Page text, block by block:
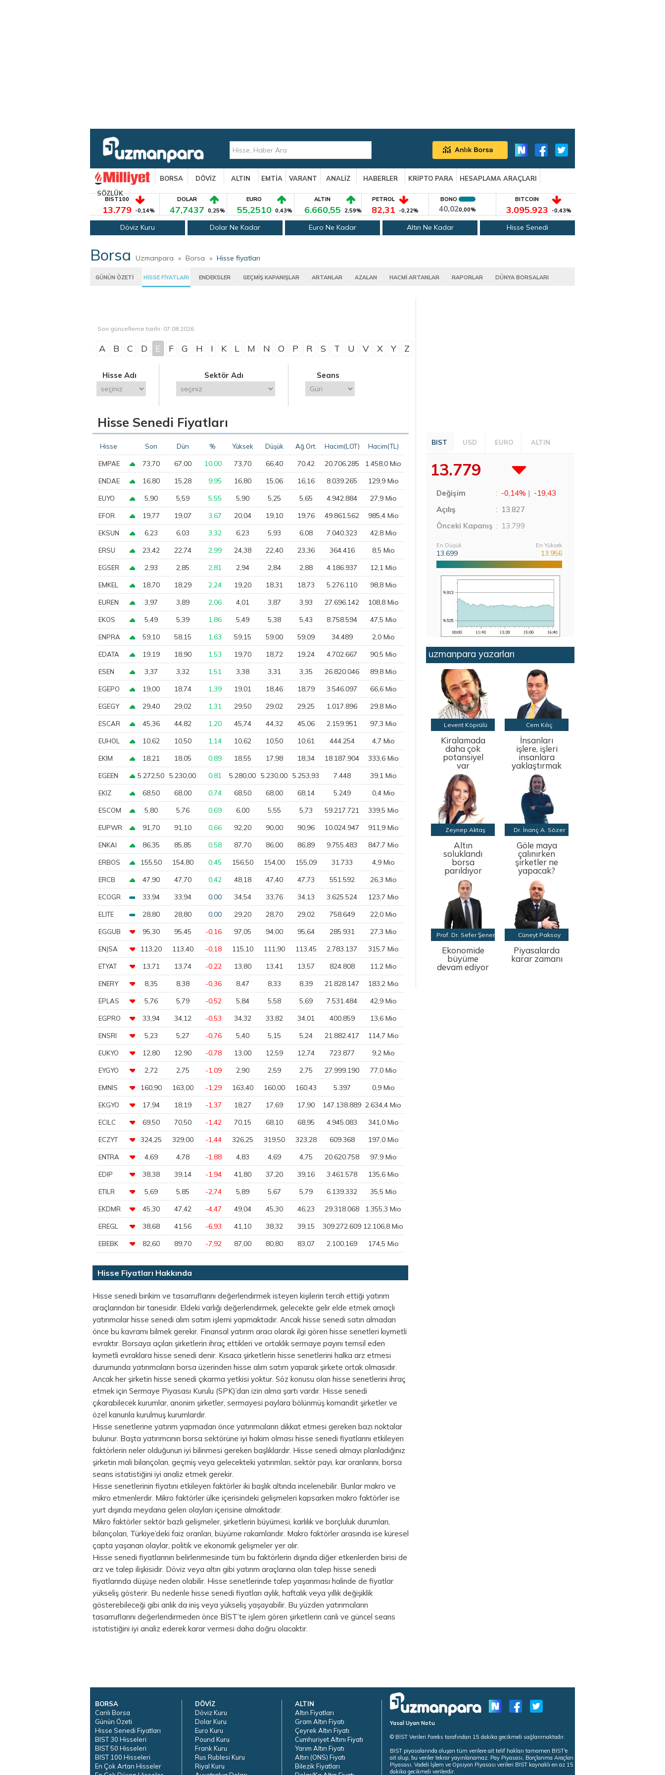
BORSA DÖVİZ ALTIN EMTİA VARANT ANALİZ HABERLER KRİPTO PARA
HESAPLAMA ARAÇLARI
SÖZLÜK
BIST100
13.779 -0,14%
DOLAR
47,7437 0,25%
EURO
55,2510 0,43%
ALTIN
6.660,55 2,59%
PETROL
82,31 -0,22%
BONO
40,020,00%
BITCOIN
3.095.923 -0,43%
Döviz Kuru Dolar Ne Kadar Euro Ne Kadar Altın Ne Kadar Hisse Senedi
Borsa Uzmanpara » Borsa » Hisse fiyatları
GÜNÜN ÖZETİ HİSSE FİYATLARI ENDEKSLER GEÇMİŞ KAPANIŞLAR ARTANLAR AZALAN HACMİ ARTANLAR RAPORLAR DÜNYA BORSALARI
Son güncelleme tarihi: 07.08.2026
A B C D E F G H I K L M N O P R S T U V X Y Z
Hisse Adı Sektör Adı Seans
Hisse Senedi Fiyatları
Hisse Son Dün % Yüksek Düşük Ağ.Ort. Hacim(LOT) Hacim(TL)
EMPAE 73,70 67,00 10,00 73,70 66,40 70,42 20.706.285 1.458,0 Mio
ENDAE 16,80 15,28 9,95 16,80 15,06 16,16 8.039.265 129,9 Mio
EUYO 5,90 5,59 5,55 5,90 5,25 5,65 4.942.884 27,9 Mio
EFOR 19,77 19,07 3,67 20,04 19,10 19,76 49.861.562 985,4 Mio
EKSUN 6,23 6,03 3,32 6,23 5,93 6,08 7.040.323 42,8 Mio
ERSU 23,42 22,74 2,99 24,38 22,40 23,36 364.416 8,5 Mio
EGSER 2,93 2,85 2,81 2,94 2,84 2,88 4.186.937 12,1 Mio
EMKEL 18,70 18,29 2,24 19,20 18,31 18,73 5.276.110 98,8 Mio
EUREN 3,97 3,89 2,06 4,01 3,87 3,93 27.696.142 108,8 Mio
EKOS 5,49 5,39 1,86 5,49 5,38 5,43 8.758.594 47,5 Mio
ENPRA 59,10 58,15 1,63 59,15 59,00 59,09 34.489 2,0 Mio
EDATA 19,19 18,90 1,53 19,70 18,72 19,24 4.702.667 90,5 Mio
ESEN 3,37 3,32 1,51 3,38 3,31 3,35 26.820.046 89,8 Mio
EGEPO 19,00 18,74 1,39 19,01 18,46 18,79 3.546.097 66,6 Mio
EGEGY 29,40 29,02 1,31 29,50 29,02 29,25 1.017.896 29,8 Mio
ESCAR 45,36 44,82 1,20 45,74 44,32 45,06 2.159.951 97,3 Mio
EUHOL 10,62 10,50 1,14 10,62 10,50 10,61 444.254 4,7 Mio
EKIM 18,21 18,05 0,89 18,55 17,98 18,34 18.187.904 333,6 Mio
EGEEN 5.272,50 5.230,00 0,81 5.280,00 5.230,00 5.253,93 7.448 39,1 Mio
EKIZ 68,50 68,00 0,74 68,50 68,00 68,14 5.249 0,4 Mio
ESCOM 5,80 5,76 0,69 6,00 5,55 5,73 59.217.721 339,5 Mio
EUPWR 91,70 91,10 0,66 92,20 90,00 90,96 10.024.947 911,9 Mio
ENKAI 86,35 85,85 0,58 87,70 86,00 86,89 9.755.483 847,7 Mio
ERBOS 155,50 154,80 0,45 156,50 154,00 155,09 31.733 4,9 Mio
ERCB 47,90 47,70 0,42 48,18 47,40 47,73 551.592 26,3 Mio
ECOGR 33,94 33,94 0,00 34,54 33,76 34,13 3.625.524 123,7 Mio
ELITE 28,80 28,80 0,00 29,20 28,70 29,02 758.649 22,0 Mio
EGGUB 95,30 95,45 -0,16 97,05 94,00 95,64 285.931 27,3 Mio
ENJSA 113,20 113,40 -0,18 115,10 111,90 113,45 2.783.137 315,7 Mio
ETYAT 13,71 13,74 -0,22 13,80 13,41 13,57 824.808 11,2 Mio
ENERY 8,35 8,38 -0,36 8,47 8,33 8,39 21.828.147 183,2 Mio
EPLAS 5,76 5,79 -0,52 5,84 5,58 5,69 7.531.484 42,9 Mio
EGPRO 33,94 34,12 -0,53 34,32 33,82 34,01 400.859 13,6 Mio
ENSRI 5,23 5,27 -0,76 5,40 5,15 5,24 21.882.417 114,7 Mio
EUKYO 12,80 12,90 -0,78 13,00 12,59 12,74 723.877 9,2 Mio
EYGYO 2,72 2,75 -1,09 2,90 2,59 2,75 27.999.190 77,0 Mio
EMNIS 160,90 163,00 -1,29 163,40 160,00 160,43 5.397 0,9 Mio
EKGYO 17,94 18,19 -1,37 18,27 17,69 17,90 147.138.889 2.634,4 Mio
ECILC 69,50 70,50 -1,42 70,15 68,10 68,95 4.945.083 341,0 Mio
ECZYT 324,25 329,00 -1,44 326,25 319,50 323,28 609.368 197,0 Mio
ENTRA 4,69 4,78 -1,88 4,83 4,69 4,75 20.620.758 97,9 Mio
EDIP 38,38 39,14 -1,94 41,80 37,20 39,16 3.461.578 135,6 Mio
ETILR 5,69 5,85 -2,74 5,89 5,67 5,79 6.139.332 35,5 Mio
EKDMR 45,30 47,42 -4,47 49,04 45,30 46,23 29.318.068 1.355,3 Mio
EREGL 38,68 41,56 -6,93 41,10 38,32 39,15 309.272.609 12.106,8 Mio
EBEBK 82,60 89,70 -7,92 87,00 80,80 83,07 2.100.169 174,5 Mio
Hisse Fiyatları Hakkında
Hisse senedi birikim ve tasarruflarını değerlendirmek isteyen kişilerin tercih ettiği yatırım
araçlarından bir tanesidir. Eldeki varlığı değerlendirmek, gelecekte gelir elde etmek amaçlı
yatırımcılar hisse senedi alım satım işlemi yapmaktadır. Ancak hisse senedi satın almadan
önce bu kavramı bilmek gerekir. Finansal yatırım aracı olarak ilgi gören hisse senetleri kıymetli
evraktır. Borsaya açılan şirketlerin ihraç ettikleri ve ortaklık sermaye payını temsil eden
kıymetli evraklara hisse senedi denir. Kısaca şirketlerin hisse senetlerini halka arz etmesi
durumunda yatırımcıların borsa üzerinden hisse alım satım yaparak şirkete ortak olmasıdır.
Ancak her şirketin hisse senedi çıkarma yetkisi yoktur. Söz konusu olan hisse senetlerini ihraç
etmek için Sermaye Piyasası Kurulu (SPK)’dan izin alma şartı vardır. Hisse senedi
çıkarabilecek kurumlar, anonim şirketler, sermayesi paylara bölünmüş komandit şirketler ve
özel kanunla kurulmuş kurumlardır.
Hisse senetlerine yatırım yapmadan önce yatırımcıların dikkat etmesi gereken bazı noktalar
bulunur. Başta yatırımcının borsa sektörüne iyi hakim olması hisse senedi fiyatlarını etkileyen
faktörlerin neler olduğunun iyi bilinmesi gereken başlıklardır. Hisse senedi almayı planladığınız
şirketin mali bilançoları, geçmiş veya gelecekteki yatırımları, sektör payı, kar oranlarını, borsa
seans istatistiğini iyi analiz etmek gerekir.
Hisse senetlerinin fiyatını etkileyen faktörler iki başlık altında incelenebilir. Bunlar makro ve
mikro etmenlerdir. Mikro faktörler ülke içerisindeki gelişmeleri kapsarken makro faktörler ise
yurt dışında meydana gelen olayları içerisine almaktadır.
Mikro faktörler sektör bazlı gelişmeler, şirketlerin büyümesi, karlılık ve borçluluk durumları,
bilançoları, Türkiye’deki faiz oranları, büyüme rakamlarıdır. Makro faktörler arasında ise küresel
çapta yaşanan olaylar, politik ve ekonomik gelişmeler yer alır.
Hisse senedi fiyatlarının belirlenmesinde tüm bu faktörlerin dışında diğer etkenlerden birisi de
arz ve talep ilişkisidir. Döviz veya altın gibi yatırım araçlarına olan talep hisse senedi
fiyatlarında düşüşe neden olabilir. Hisse senetlerinde talep yaşanması halinde de fiyatlar
yükseliş gösterir. Bu nedenle hisse senedi fiyatları aylık, haftalık veya yıllık değişiklik
gösterebileceği gibi anlık da iniş veya yükseliş yaşayabilir. Bu yüzden yatırımcıların
tasarruflarını değerlendirmeden önce BİST’te işlem gören şirketlerin canlı ve güncel seans
istatistiğini iyi analiz ederek karar vermesi daha doğru olacaktır.
BIST USD EURO ALTIN
13.779
Değişim : -0,14% | -19,43
Açılış
: 13.827
Önceki Kapanış : 13.799
En Düşük
13.699
En Yüksek
13.956
uzmanpara yazarları
Levent Köprülü
Kiralamada
daha çok
potansiyel
var
Cem Kılıç
İnsanları
işlere, işleri
insanlara
yaklaştırmak
Zeynep Aktaş
Altın
soluklandı
borsa
parıldıyor
Dr. İnanç A. Sözer
Göle maya
çalınırken
şirketler ne
yapacak?
Prof. Dr. Sefer Şener
Ekonomide
büyüme
devam ediyor
Cüneyt Paksoy
Piyasalarda
karar zamanı
BORSA
Canlı Borsa
Günün Özeti
Hisse Senedi Fiyatları
BIST 30 Hisseleri
BIST 50 Hisseleri
BIST 100 Hisseleri
En Çok Artan Hisseler
DÖVİZ
Döviz Kuru
Dolar Kuru
Euro Kuru
Pound Kuru
Frank Kuru
Rus Rublesi Kuru
Riyal Kuru
ALTIN
Altın Fiyatları
Gram Altın Fiyatı
Çeyrek Altın Fiyatı
Cumhuriyet Altını Fiyatı
Yarım Altın Fiyatı
Altın (ONS) Fiyatı
Bilezik Fiyatları
Yasal Uyarı Notu
© BİST Verileri Foreks tarafından 15 dakika gecikmeli sağlanmaktadır.
BIST piyasalarında oluşan tüm verilere ait telif hakları tamamen BIST'e
ait olup, bu veriler tekrar yayınlanamaz. Pay Piyasası, Borçlanma Araçları
Piyasası, Vadeli İşlem ve Opsiyon Piyasası verileri BIST kaynaklı en az 15
dakika gecikmeli verilerdir.